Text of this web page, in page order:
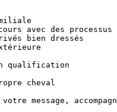
avec des
bien dressés
qualification
cheval
votre message,